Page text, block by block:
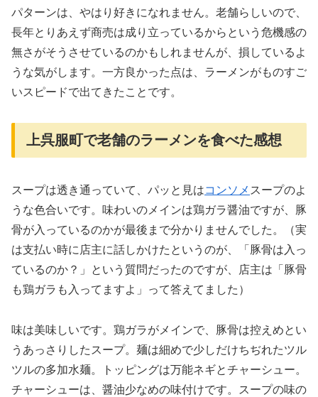
パターンは、やはり好きになれません。老舗らしいので、
長年とりあえず商売は成り立っているからという危機感の
無さがそうさせているのかもしれませんが、損しているよ
うな気がします。一方良かった点は、ラーメンがものすご
いスピードで出てきたことです。
上呉服町で老舗のラーメンを食べた感想
スープは透き通っていて、パッと見はコンソメ スープのよ
うな色合いです。味わいのメインは鶏ガラ醤油ですが、豚
骨が入っているのかが最後まで分かりませんでした。（実
は支払い時に店主に話しかけたというのが、「豚骨は入っ
ているのか？」という質問だったのですが、店主は「豚骨
も鶏ガラも入ってますよ」って答えてました）
味は美味しいです。鶏ガラがメインで、豚骨は控えめとい
うあっさりしたスープ。麺は細めで少しだけちぢれたツル
ツルの多加水麺。トッピングは万能ネギとチャーシュー。
チャーシューは、醤油少なめの味付けです。スープの味の